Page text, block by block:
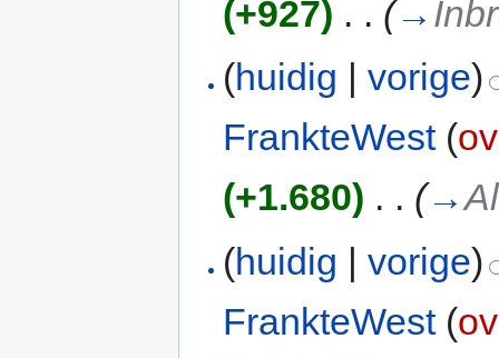
(+927) . . (→
(huidig |vorige)
FrankteWest (
(+1.680) . . (→
(huidig |vorige)
FrankteWest (